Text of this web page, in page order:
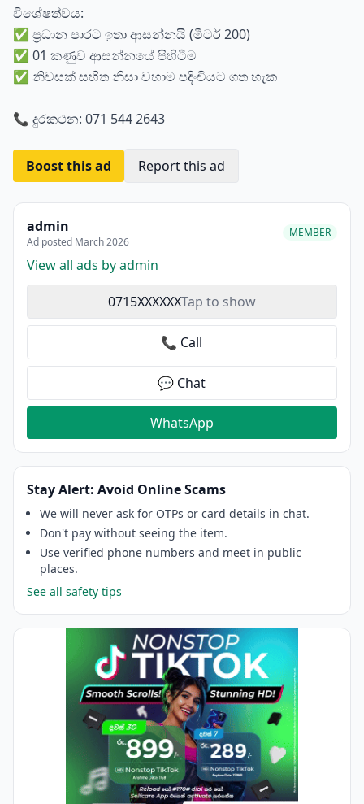
විශේෂත්වය:
✅ ප්‍රධාන පාරට ඉතා ආසන්නයි (මීටර් 200)
✅ 01 කණුව ආසන්නයේ පිහිටීම
✅ නිවසක් සහිත නිසා වහාම පදිංචියට ගත හැක
📞 දුරකථන: 071 544 2643
Boost this ad Report this ad
admin
Ad posted March 2026
MEMBER
View all ads by admin
0715XXXXXXTap to show
📞 Call
💬 Chat
WhatsApp
Stay Alert: Avoid Online Scams
We will never ask for OTPs or card details in chat.
Don't pay without seeing the item.
Use verified phone numbers and meet in public
places.
See all safety tips